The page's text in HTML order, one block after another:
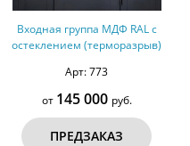
Входная группа МДФ RAL с
остеклением (терморазрыв)
Арт: 773
от 145 000 руб.
ПРЕДЗАКАЗ